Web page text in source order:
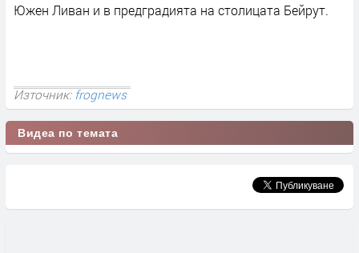
Южен Ливан и в предградията на столицата Бейрут.
Източник:frognews
Видеа по темата